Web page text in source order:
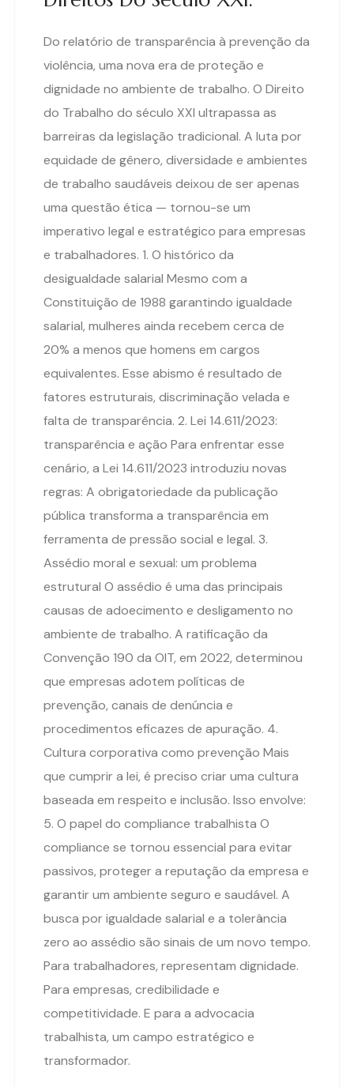
Do relatório de transparência à prevenção da
violência, uma nova era de proteção e
dignidade no ambiente de trabalho. O Direito
do Trabalho do século XXI ultrapassa as
barreiras da legislação tradicional. A luta por
equidade de gênero, diversidade e ambientes
de trabalho saudáveis deixou de ser apenas
uma questão ética — tornou-se um
imperativo legal e estratégico para empresas
e trabalhadores. 1. O histórico da
desigualdade salarial Mesmo com a
Constituição de 1988 garantindo igualdade
salarial, mulheres ainda recebem cerca de
20% a menos que homens em cargos
equivalentes. Esse abismo é resultado de
fatores estruturais, discriminação velada e
falta de transparência. 2. Lei 14.611/2023:
transparência e ação Para enfrentar esse
cenário, a Lei 14.611/2023 introduziu novas
regras: A obrigatoriedade da publicação
pública transforma a transparência em
ferramenta de pressão social e legal. 3.
Assédio moral e sexual: um problema
estrutural O assédio é uma das principais
causas de adoecimento e desligamento no
ambiente de trabalho. A ratificação da
Convenção 190 da OIT, em 2022, determinou
que empresas adotem políticas de
prevenção, canais de denúncia e
procedimentos eficazes de apuração. 4.
Cultura corporativa como prevenção Mais
que cumprir a lei, é preciso criar uma cultura
baseada em respeito e inclusão. Isso envolve:
5. O papel do compliance trabalhista O
compliance se tornou essencial para evitar
passivos, proteger a reputação da empresa e
garantir um ambiente seguro e saudável. A
busca por igualdade salarial e a tolerância
zero ao assédio são sinais de um novo tempo.
Para trabalhadores, representam dignidade.
Para empresas, credibilidade e
competitividade. E para a advocacia
trabalhista, um campo estratégico e
transformador.